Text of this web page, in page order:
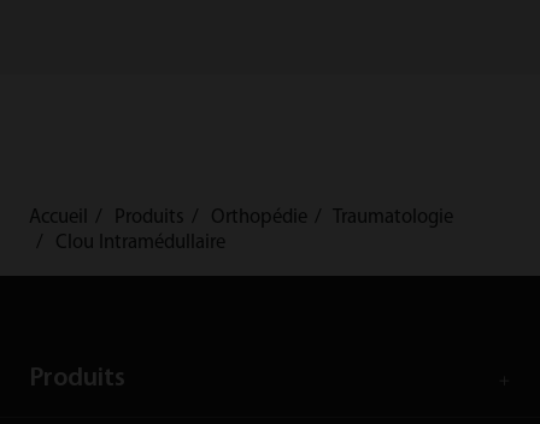
Accueil Produits Orthopédie
Traumatologie
Clou Intramédullaire
Produits